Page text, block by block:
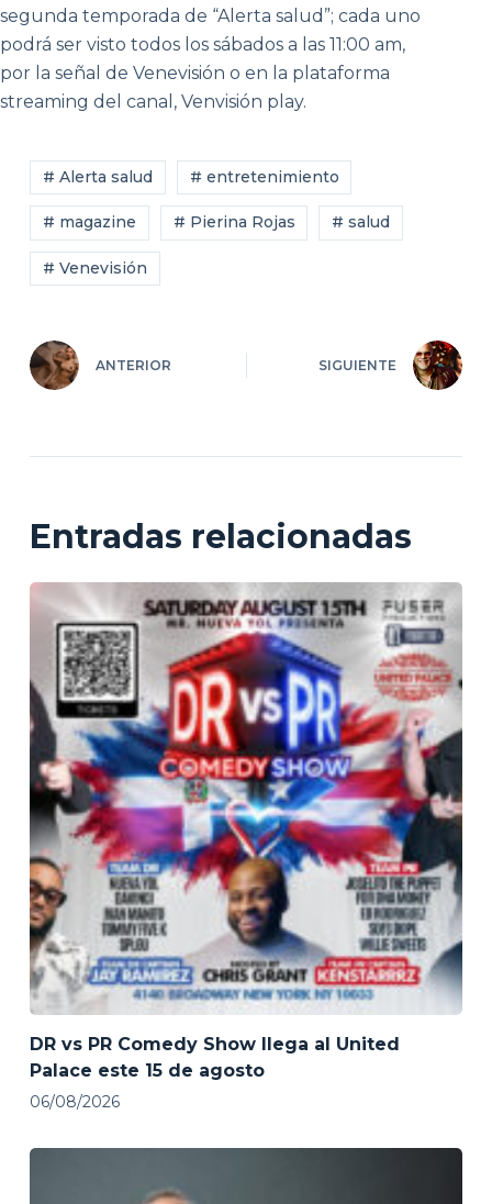
segunda temporada de “Alerta salud”; cada uno
podrá ser visto todos los sábados a las 11:00 am,
por la señal de Venevisión o en la plataforma
streaming del canal, Venvisión play.
# Alerta salud # entretenimiento
# magazine # Pierina Rojas # salud
# Venevisión
ANTERIOR SIGUIENTE
Entradas relacionadas
DR vs PR Comedy Show llega al United
Palace este 15 de agosto
06/08/2026